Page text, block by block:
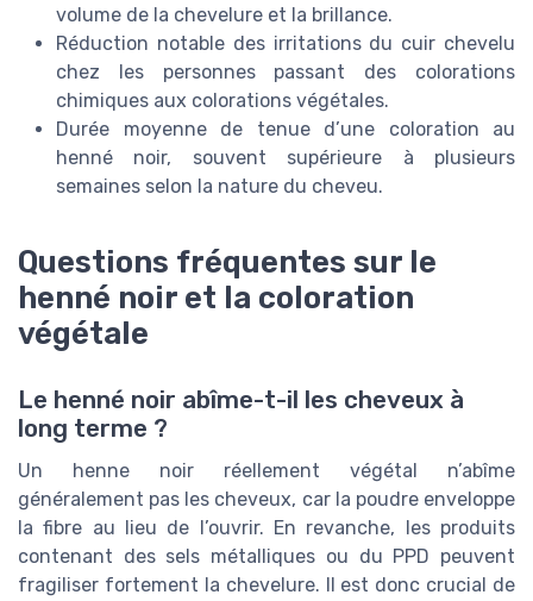
volume de la chevelure et la brillance.
Réduction notable des irritations du cuir chevelu
chez les personnes passant des colorations
chimiques aux colorations végétales.
Durée moyenne de tenue d’une coloration au
henné noir, souvent supérieure à plusieurs
semaines selon la nature du cheveu.
Questions fréquentes sur le
henné noir et la coloration
végétale
Le henné noir abîme-t-il les cheveux à
long terme ?
Un henne noir réellement végétal n’abîme
généralement pas les cheveux, car la poudre enveloppe
la fibre au lieu de l’ouvrir. En revanche, les produits
contenant des sels métalliques ou du PPD peuvent
fragiliser fortement la chevelure. Il est donc crucial de